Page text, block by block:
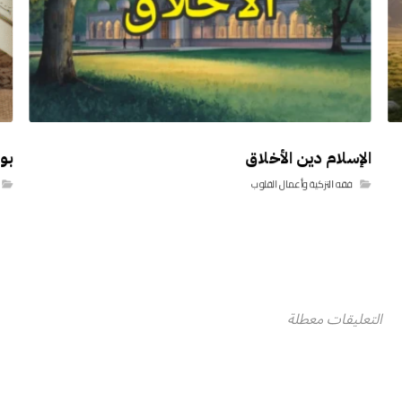
الإسلام دين الأخلاق
فقه التزكية وأعمال القلوب
التعليقات معطلة